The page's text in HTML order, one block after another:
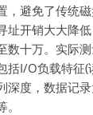
，避免了传统
址开销大大降
数十万。实际
括I/O负载特征(
深度，数据记